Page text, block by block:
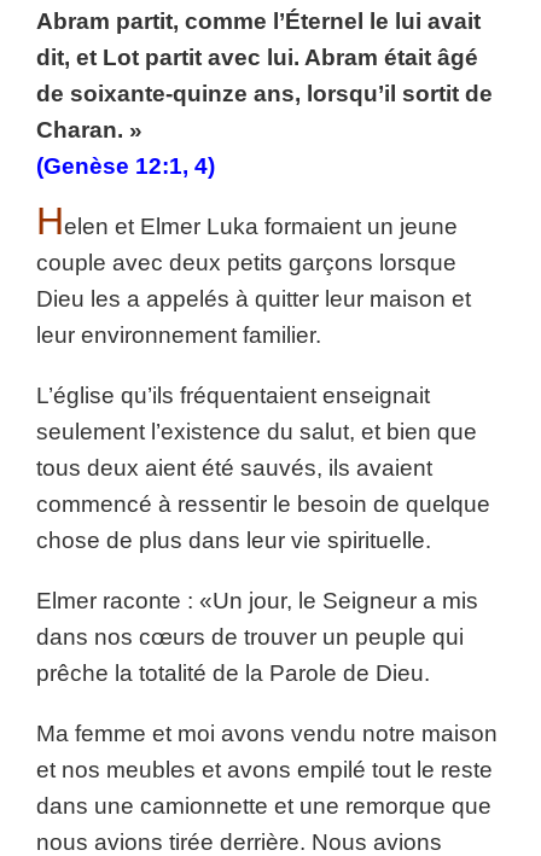
Abram partit, comme l’Éternel le lui avait
dit, et Lot partit avec lui. Abram était âgé
de soixante-quinze ans, lorsqu’il sortit de
Charan. »
(Genèse 12:1, 4)
Helen et Elmer Luka formaient un jeune
couple avec deux petits garçons lorsque
Dieu les a appelés à quitter leur maison et
leur environnement familier.
L’église qu’ils fréquentaient enseignait
seulement l’existence du salut, et bien que
tous deux aient été sauvés, ils avaient
commencé à ressentir le besoin de quelque
chose de plus dans leur vie spirituelle.
Elmer raconte : «Un jour, le Seigneur a mis
dans nos cœurs de trouver un peuple qui
prêche la totalité de la Parole de Dieu.
Ma femme et moi avons vendu notre maison
et nos meubles et avons empilé tout le reste
dans une camionnette et une remorque que
nous avions tirée derrière. Nous avions